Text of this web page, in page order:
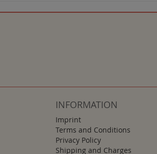
INFORMATION
Imprint
Terms and Conditions
Privacy Policy
Shipping and Charges